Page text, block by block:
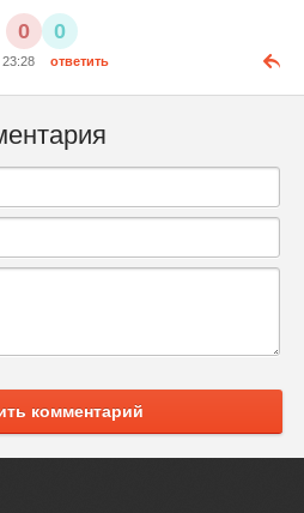
0 0
23:28 ответить
комментарий